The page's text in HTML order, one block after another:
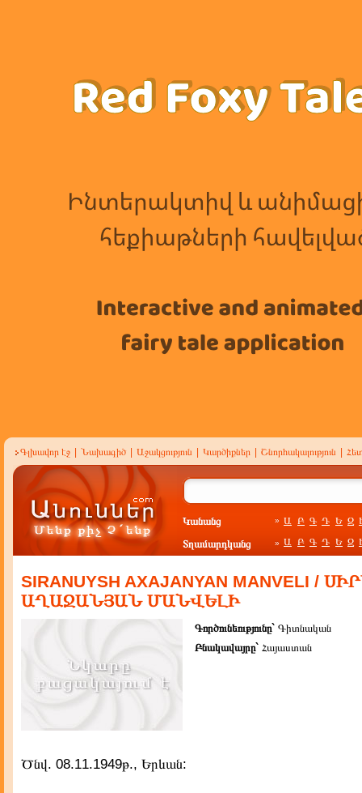
Գլխավոր էջ Նախագիծ Աջակցություն Կարծիքներ Շնորհակալություն
Կանանց » Ա Բ Գ Դ Ե Զ
Տղամարդկանց » Ա Բ Գ Դ Ե Զ
SIRANUYSH AXAJANYAN MANVELI /
ԱՂԱՋԱՆՅԱՆ ՄԱՆՎԵԼԻ
Գործունեությունը` Գիտնական
Բնակավայրը` Հայաստան
Ծնվ. 08.11.1949թ., Երևան: